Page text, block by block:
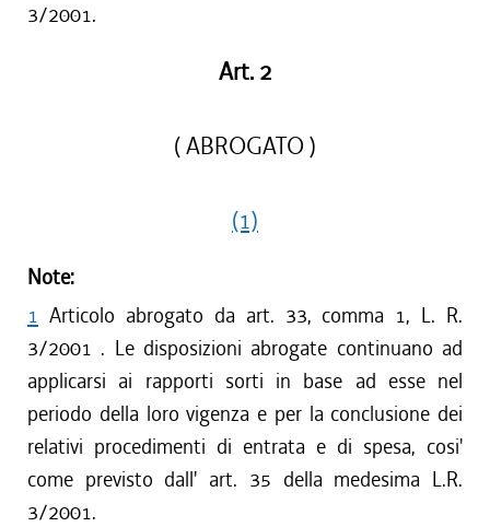
3/2001.
Art. 2
( ABROGATO )
(1)
Note:
1 Articolo abrogato da art. 33, comma 1, L. R.
3/2001 . Le disposizioni abrogate continuano ad
applicarsi ai rapporti sorti in base ad esse nel
periodo della loro vigenza e per la conclusione dei
relativi procedimenti di entrata e di spesa, cosi'
come previsto dall' art. 35 della medesima L.R.
3/2001.